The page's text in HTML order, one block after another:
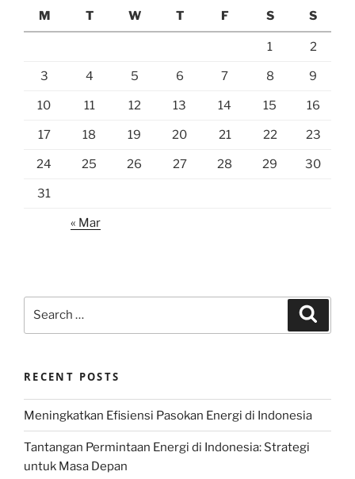
M
T W T F S S
1 2
3 4 5 6 7 8 9
10 11 12 13 14 15 16
17 18 19 20 21 22 23
24 25 26 27 28 29 30
31
« Mar
RECENT POSTS
Meningkatkan Efisiensi Pasokan Energi di Indonesia
Tantangan Permintaan Energi di Indonesia: Strategi
untuk Masa Depan